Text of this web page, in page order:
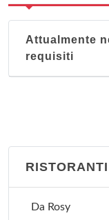
Attualmente
requisiti
Da Rosy